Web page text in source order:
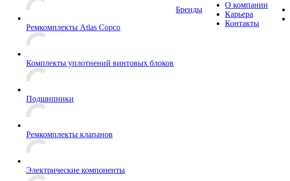
Ремкомплекты Atlas Copco
Комплекты уплотнений винтовых блоков
Подшипники
Ремкомплекты клапанов
Электрические компоненты
Бренды
О компании
Карьера
Контакты